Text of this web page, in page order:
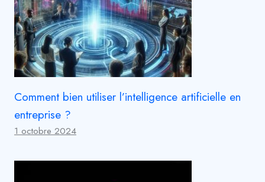
Comment bien utiliser l’intelligence artificielle en
entreprise ?
1 octobre 2024